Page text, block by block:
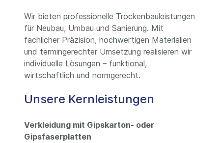
Wir bieten professionelle Trockenbauleistungen
für Neubau, Umbau und Sanierung. Mit
fachlicher Präzision, hochwertigen Materialien
und termingerechter Umsetzung realisieren wir
individuelle Lösungen – funktional,
wirtschaftlich und normgerecht.
Unsere Kernleistungen
Verkleidung mit Gipskarton- oder
Gipsfaserplatten